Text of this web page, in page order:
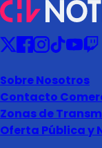
Sobre Nosotros
Contacto
Zonas de
Oferta Pública y